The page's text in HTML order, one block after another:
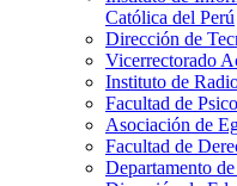
Católica del Perú
Dirección de
Vicerrectorado
Instituto de
Facultad de
Asociación de
Facultad de
Departamento